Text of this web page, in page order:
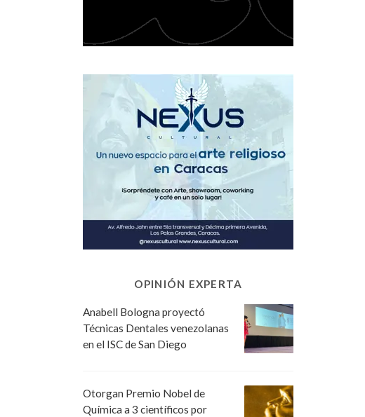
OPINIÓN EXPERTA
Anabell Bologna proyectó
Técnicas Dentales venezolanas
en el ISC de San Diego
Otorgan Premio Nobel de
Química a 3 científicos por